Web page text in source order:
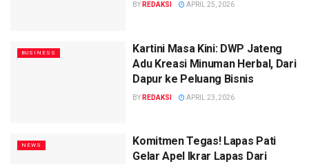
BY REDAKSI APRIL 25, 2026
BUSINESS
Kartini Masa Kini: DWP Jateng
Adu Kreasi Minuman Herbal, Dari
Dapur ke Peluang Bisnis
BY REDAKSI APRIL 23, 2026
NEWS
Komitmen Tegas! Lapas Pati
Gelar Apel Ikrar Lapas Dari